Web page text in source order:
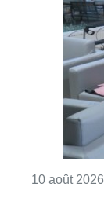
10 août 2026